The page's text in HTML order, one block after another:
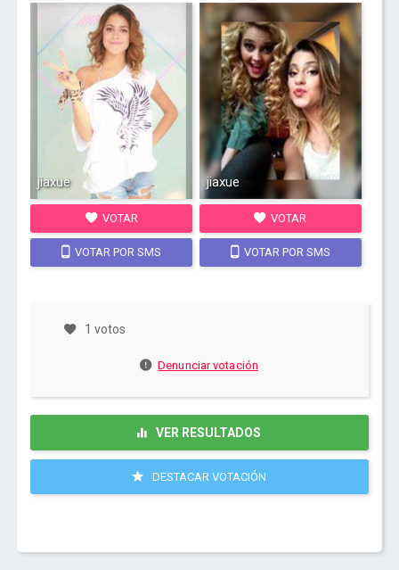
jiaxue
VOTAR
VOTAR POR SMS
jiaxue
VOTAR
VOTAR POR SMS
1 votos
Denunciar votación
VER RESULTADOS
DESTACAR VOTACIÓN